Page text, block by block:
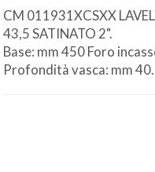
CM 011931XCSXX
43,5 SATINATO 2".
Base: mm 450 Foro
Profondità vasca: mm 40.